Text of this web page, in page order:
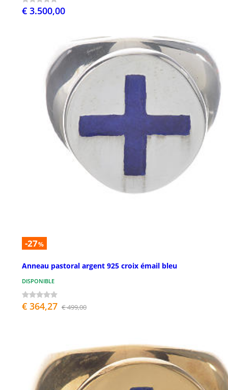
€ 3.500,00
-27%
Anneau pastoral argent 925 croix émail bleu
DISPONIBLE
€ 364,27 € 499,00